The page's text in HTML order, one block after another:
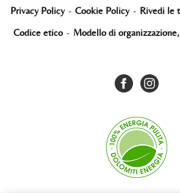
Privacy Policy - Cookie Policy - Rivedi le
Codice etico - Modello di